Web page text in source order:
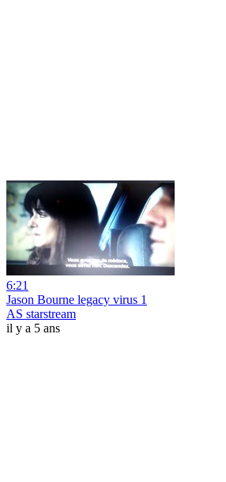
6:21
Jason Bourne legacy virus 1
AS starstream
il y a 5 ans